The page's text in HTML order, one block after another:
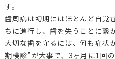
す。
歯周病は初期にはほとんど自覚
ちに進行し、歯を失うことに繋
大切な歯を守るには、何も症状
期検診”が大事で、3ヶ月に1回